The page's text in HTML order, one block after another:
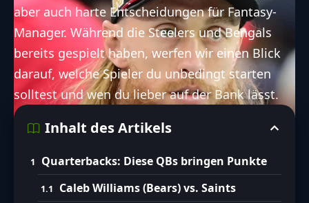
aber auch harte Entscheidungen für Fantasy-
Manager. Während die Steelers und Bengals
bereits gespielt haben, werfen wir einen Blick
darauf, welche Spieler du unbedingt starten
solltest und wen du lieber auf der Bank lässt.
Inhalt des Artikels
Quarterbacks: Diese QBs bringen Punkte
Caleb Williams (Bears) vs. Saints